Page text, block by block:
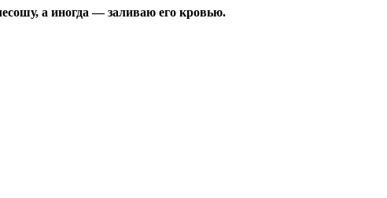
а иногда — заливаю его кровью.